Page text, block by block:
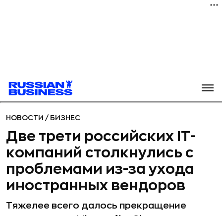
НОВОСТИ / БИЗНЕС
Две трети российских IT-
компаний столкнулись с
проблемами из-за ухода
иностранных вендоров
Тяжелее всего далось прекращение